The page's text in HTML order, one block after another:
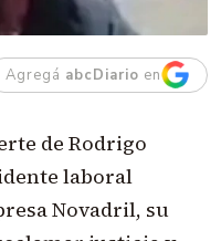
Agregá abcDiario en
de Rodrigo
laboral
Novadril, su